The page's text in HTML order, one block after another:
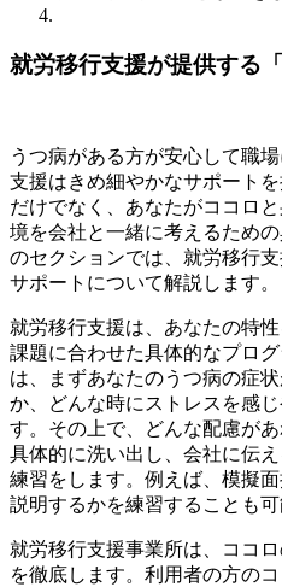
就労移行支援が提供する
うつ病がある方が安心して職
支援はきめ細やかなサポート
だけでなく、あなたがココロ
境を会社と一緒に考えるため
のセクションでは、就労移行
サポートについて解説します。
就労移行支援は、あなたの特
課題に合わせた具体的なプロ
は、まずあなたのうつ病の症
か、どんな時にストレスを感
す。その上で、どんな配慮が
具体的に洗い出し、会社に伝
練習をします。例えば、模擬
説明するかを練習することも可
就労移行支援事業所は、ココ
を徹底します。利用者の方の